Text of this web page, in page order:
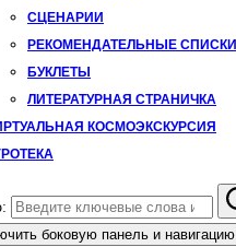
СЦЕНАРИИ
РЕКОМЕНДАТЕЛЬНЫЕ СПИСКИ
БУКЛЕТЫ
ЛИТЕРАТУРНАЯ СТРАНИЧКА
КОСМОЭКСКУРСИЯ
боковую панель и навигацию